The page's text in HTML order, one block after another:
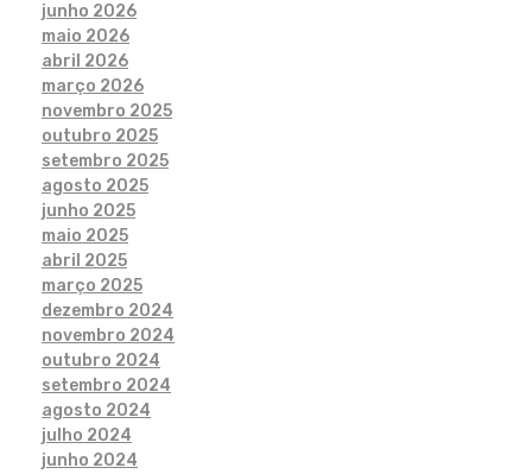
junho 2026
maio 2026
abril 2026
março 2026
novembro 2025
outubro 2025
setembro 2025
agosto 2025
junho 2025
maio 2025
abril 2025
março 2025
dezembro 2024
novembro 2024
outubro 2024
setembro 2024
agosto 2024
julho 2024
junho 2024